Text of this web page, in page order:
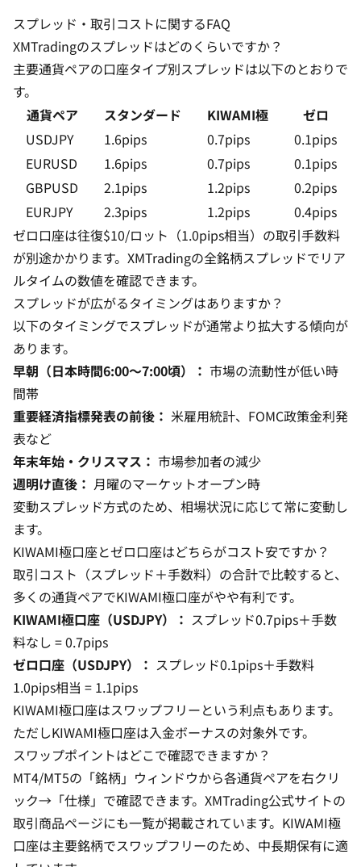
スプレッド・取引コストに関するFAQ
XMTradingのスプレッドはどのくらいですか？
主要通貨ペアの口座タイプ別スプレッドは以下のとおりで
す。
通貨ペア
スタンダード KIWAMI極
ゼロ
USDJPY
1.6pips 0.7pips
0.1pips
EURUSD
1.6pips 0.7pips
0.1pips
GBPUSD
2.1pips 1.2pips
0.2pips
EURJPY
2.3pips 1.2pips
0.4pips
ゼロ口座は往復$10/ロット（1.0pips相当）の取引手数料
が別途かかります。 XMTradingの全銘柄スプレッドでリア
ルタイムの数値を確認できます。
スプレッドが広がるタイミングはありますか？
以下のタイミングでスプレッドが通常より拡大する傾向が
あります。
早朝（日本時間6:00〜7:00頃）： 市場の流動性が低い時
間帯
重要経済指標発表の前後： 米雇用統計、FOMC政策金利発
表など
年末年始・クリスマス： 市場参加者の減少
週明け直後： 月曜のマーケットオープン時
変動スプレッド方式のため、相場状況に応じて常に変動し
ます。
KIWAMI極口座とゼロ口座はどちらがコスト安ですか？
取引コスト（スプレッド＋手数料）の合計で比較すると、
多くの通貨ペアでKIWAMI極口座がやや有利です。
KIWAMI極口座（USDJPY）： スプレッド0.7pips＋手数
料なし = 0.7pips
ゼロ口座（USDJPY）： スプレッド0.1pips＋手数料
1.0pips相当 = 1.1pips
KIWAMI極口座はスワップフリーという利点もあります。
ただしKIWAMI極口座は入金ボーナスの対象外です。
スワップポイントはどこで確認できますか？
MT4/MT5の「銘柄」ウィンドウから各通貨ペアを右クリ
ック→「仕様」で確認できます。XMTrading公式サイトの
取引商品ページにも一覧が掲載されています。KIWAMI極
口座は主要銘柄でスワップフリーのため、中長期保有に適